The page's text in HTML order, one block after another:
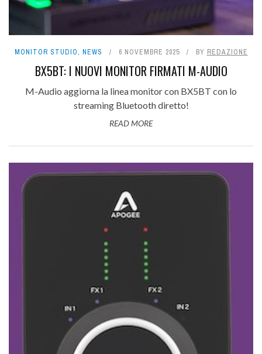
MONITOR STUDIO, NEWS 6 NOVEMBRE 2025 BY REDAZIONE
BX5BT: I NUOVI MONITOR FIRMATI M-AUDIO
M-Audio aggiorna la linea monitor con BX5BT con lo
streaming Bluetooth diretto!
READ MORE